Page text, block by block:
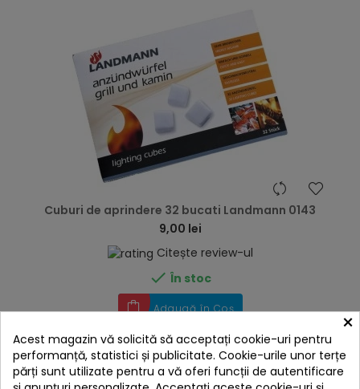
Cuburi de aprindere 32 bucati Landmann 0143
9,00 lei
Citește review-ul
 În stoc
Adaugă în Coș ×
Acest magazin vă solicită să acceptați cookie-uri pentru
performanță, statistici și publicitate. Cookie-urile unor terțe
părți sunt utilizate pentru a vă oferi funcții de autentificare